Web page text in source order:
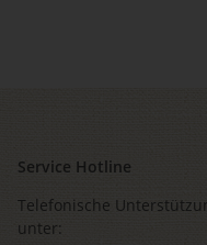
Service Hotline
Telefonische
unter: